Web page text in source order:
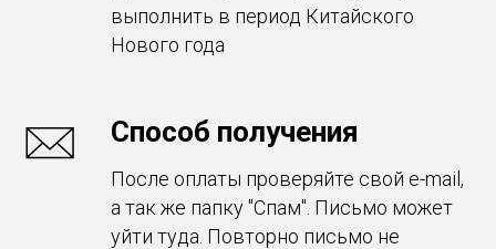
выполнить в период Китайского
Нового года
Способ получения
После оплаты проверяйте свой e-mail,
а так же папку "Спам". Письмо может
уйти туда. Повторно письмо не